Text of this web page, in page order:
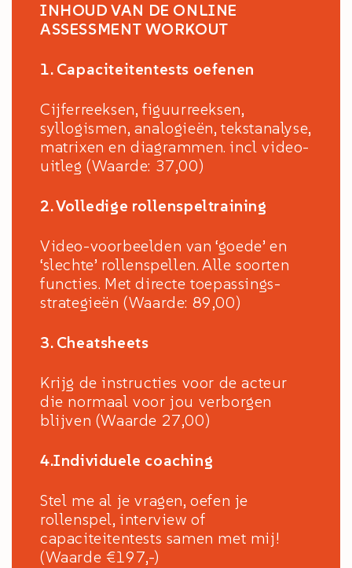
INHOUD VAN DE ONLINE
ASSESSMENT WORKOUT
1. Capaciteitentests oefenen
Cijferreeksen, figuurreeksen,
syllogismen, analogieën, tekstanalyse,
matrixen en diagrammen. incl video-
uitleg (Waarde: 37,00)
2. Volledige rollenspeltraining
Video-voorbeelden van ‘goede’ en
‘slechte’ rollenspellen. Alle soorten
functies. Met directe toepassings-
strategieën (Waarde: 89,00)
3. Cheatsheets
Krijg de instructies voor de acteur
die normaal voor jou verborgen
blijven (Waarde 27,00)
4.Individuele coaching
Stel me al je vragen, oefen je
rollenspel, interview of
capaciteitentests samen met mij!
(Waarde €197,-)